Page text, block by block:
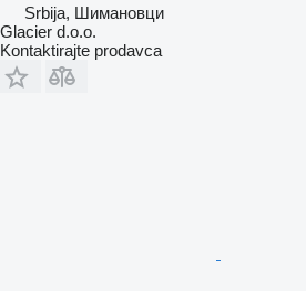
Srbija, Шимановци
Glacier d.o.o.
Kontaktirajte prodavca